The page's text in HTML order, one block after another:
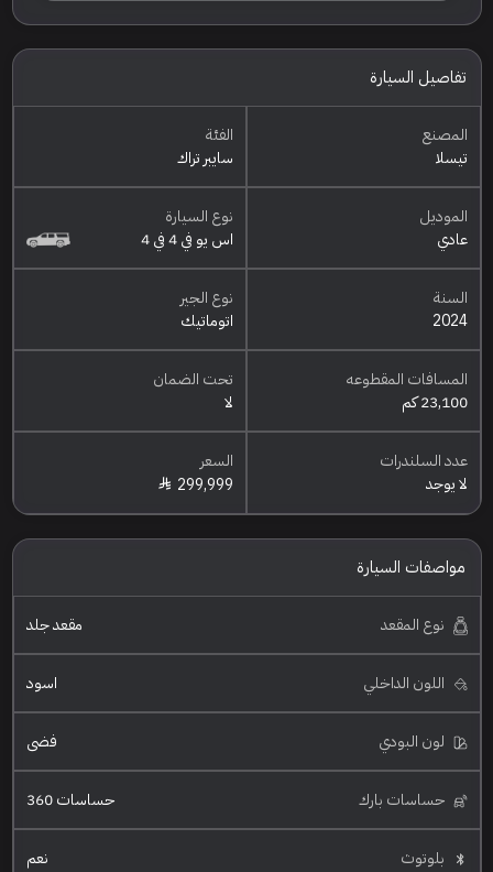
تفاصيل السيارة
المصنع
تيسلا
الفئة
سايبر تراك
الموديل
عادي
نوع السيارة
اس يو في 4 في 4
السنة
2024
نوع الجير
اتوماتيك
المسافات المقطوعه
23,100 كم
تحت الضمان
لا
عدد السلندرات
لا يوجد
السعر
299,999
مواصفات السيارة
نوع المقعد مقعد جلد
اللون الداخلي اسود
لون البودي فضي
حساسات بارك حساسات 360
بلوتوث نعم